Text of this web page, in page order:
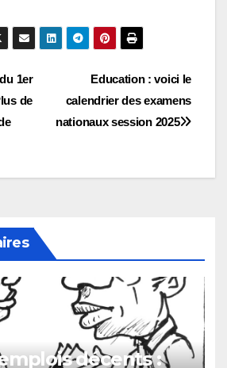
Education : voici le
calendrier des examens
nationaux session 2025
1er
de
décents :